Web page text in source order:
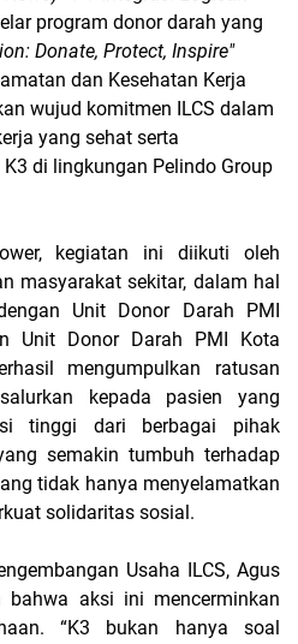
program donor darah yang
Donate, Protect, Inspire"
dan Kesehatan Kerja
wujud komitmen ILCS dalam
yang sehat serta
di lingkungan Pelindo Group
kegiatan ini diikuti oleh
masyarakat sekitar, dalam hal
Unit Donor Darah PMI
Unit Donor Darah PMI Kota
mengumpulkan ratusan
kepada pasien yang
tinggi dari berbagai pihak
semakin tumbuh terhadap
tidak hanya menyelamatkan
solidaritas sosial.
Usaha ILCS, Agus
bahwa aksi ini mencerminkan
“K3 bukan hanya soal